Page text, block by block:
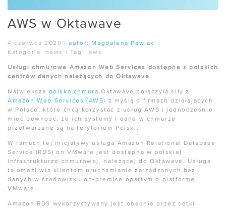
AWS w Oktawave
4 czerwca 2020 |autor:
Magdalena Pawlak
Kategoria:
news Tagi:aws
Usługi chmurowe Amazon Web Services dostępne z polskich
centrów danych należących do Oktawave.
Największa polska chmura Oktawave połączyła siły z
Amazon Web Services (AWS) z myślą o firmach działających
w Polsce, które chcą korzystać z usług AWS i jednocześnie
mieć pewność, że ich systemy i dane w chmurze
przetwarzane są na terytorium Polski.
W ramach tej inicjatywy usługa Amazon Relational Database
Service (RDS) on VMware jest dostępna w polskiej
infrastrukturze chmurowej, należącej do Oktawave. Usługa
ta umożliwia klientom uruchamianie zarządzanych baz
danych w środowisku on-premise opartym o platformę
VMware.
Amazon RDS wykorzystywany jest obecnie przez setki